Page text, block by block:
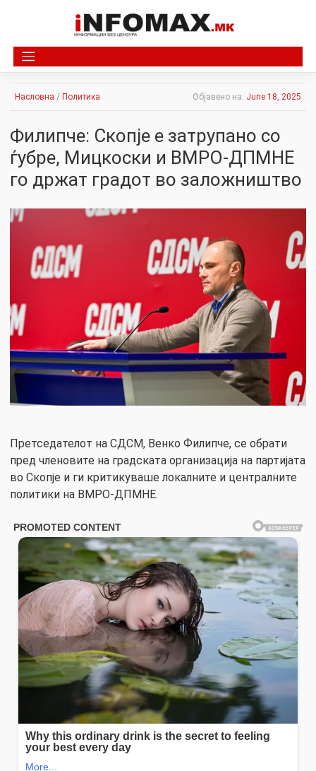
Насловна / Политика Објавено на: June 18, 2025
Филипче: Скопје е затрупано со
ѓубре, Мицкоски и ВМРО-ДПМНЕ
го држат градот во заложништво
Претседателот на СДСМ, Венко Филипче, се обрати
пред членовите на градската организација на партијата
во Скопје и ги критикуваше локалните и централните
политики на ВМРО-ДПМНЕ.